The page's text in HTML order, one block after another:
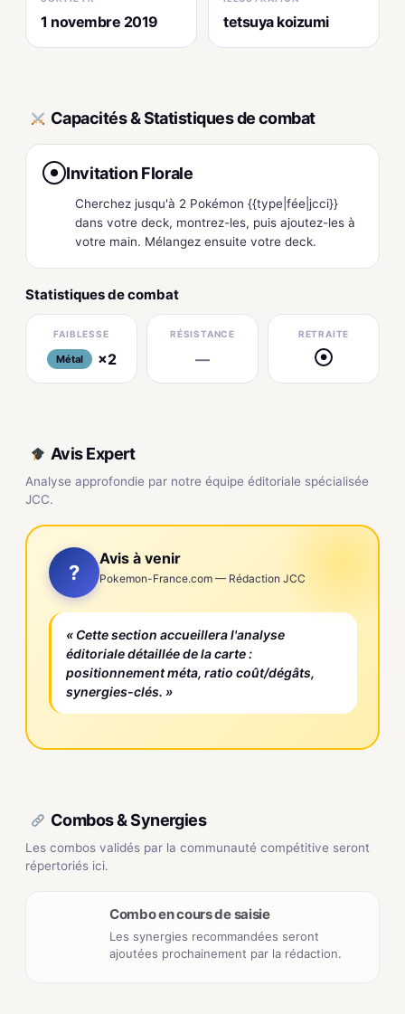
1 novembre 2019 tetsuya koizumi
Capacités & Statistiques de combat
● Invitation Florale
Cherchez jusqu'à 2 Pokémon {{type|fée|jcci}}
dans votre deck, montrez-les, puis ajoutez-les à
votre main. Mélangez ensuite votre deck.
Statistiques de combat
FAIBLESSE
Métal ×2
RÉSISTANCE
—
RETRAITE
●
Avis Expert
Analyse approfondie par notre équipe éditoriale spécialisée
JCC.
?
Avis à venir
Pokemon-France.com — Rédaction JCC
« Cette section accueillera l'analyse
éditoriale détaillée de la carte :
positionnement méta, ratio coût/dégâts,
synergies-clés. »
Combos & Synergies
Les combos validés par la communauté compétitive seront
répertoriés ici.
Combo en cours de saisie
Les synergies recommandées seront
ajoutées prochainement par la rédaction.